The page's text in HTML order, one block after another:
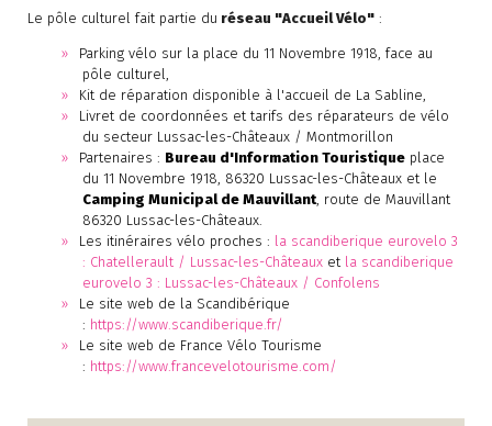
Le pôle culturel fait partie du réseau "Accueil Vélo":
Parking vélo sur la place du 11 Novembre 1918, face au
pôle culturel,
Kit de réparation disponible à l'accueil de La Sabline,
Livret de coordonnées et tarifs des réparateurs de vélo
du secteur Lussac-les-Châteaux / Montmorillon
Partenaires : Bureau d'Information Touristique place
du 11 Novembre 1918, 86320 Lussac-les-Châteaux et le
Camping Municipal de Mauvillant, route de Mauvillant
86320 Lussac-les-Châteaux.
Les itinéraires vélo proches :
la scandiberique eurovelo 3
: Chatellerault / Lussac-les-Châteauxet la scandiberique
eurovelo 3 : Lussac-les-Châteaux / Confolens
Le site web de la Scandibérique
: https://www.scandiberique.fr/
Le site web de France Vélo Tourisme
: https://www.francevelotourisme.com/